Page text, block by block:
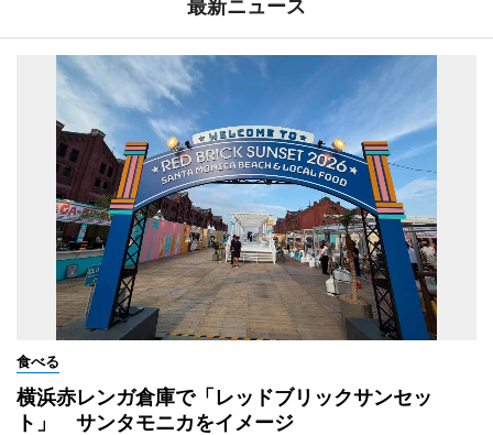
最新ニュース
食べる
横浜赤レンガ倉庫で「レッドブリックサンセッ
ト」 サンタモニカをイメージ